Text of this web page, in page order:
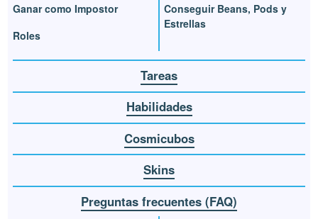
Ganar como Impostor
Roles
Conseguir Beans, Pods y
Estrellas
Tareas
Habilidades
Cosmicubos
Skins
Preguntas frecuentes (FAQ)